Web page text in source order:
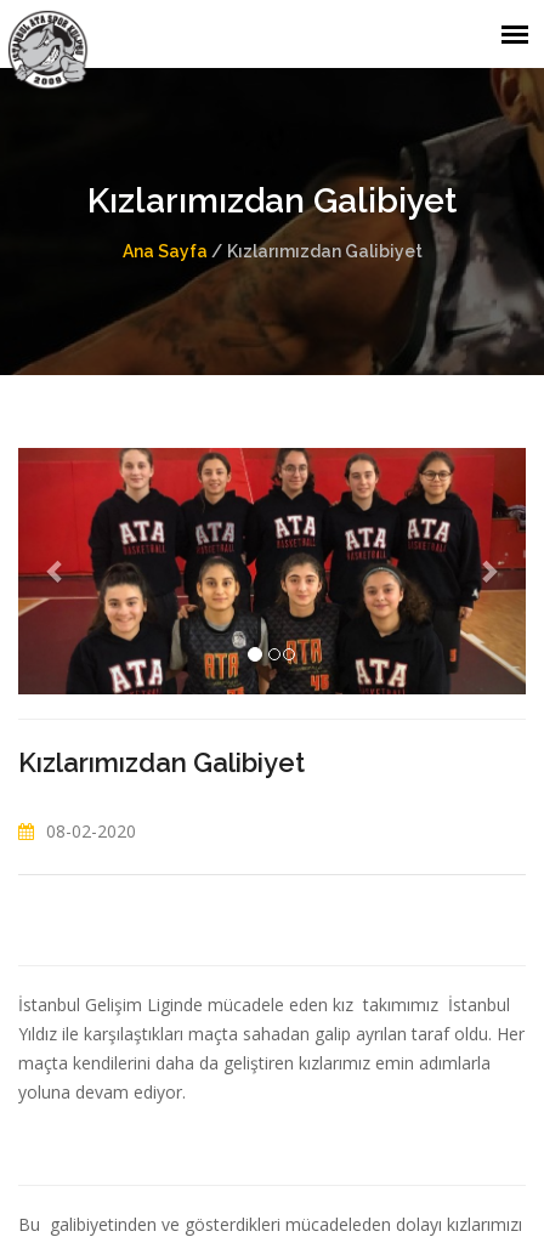
Kızlarımızdan Galibiyet
Ana Sayfa / Kızlarımızdan Galibiyet
Kızlarımızdan Galibiyet
08-02-2020
İstanbul Gelişim Liginde mücadele eden kız takımımız İstanbul
Yıldız ile karşılaştıkları maçta sahadan galip ayrılan taraf oldu. Her
maçta kendilerini daha da geliştiren kızlarımız emin adımlarla
yoluna devam ediyor.
Bu galibiyetinden ve gösterdikleri mücadeleden dolayı kızlarımızı